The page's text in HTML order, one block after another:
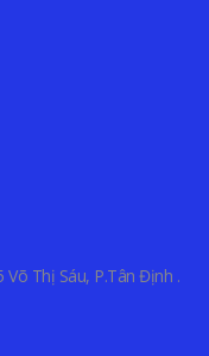
Thị Sáu, P.Tân Định .